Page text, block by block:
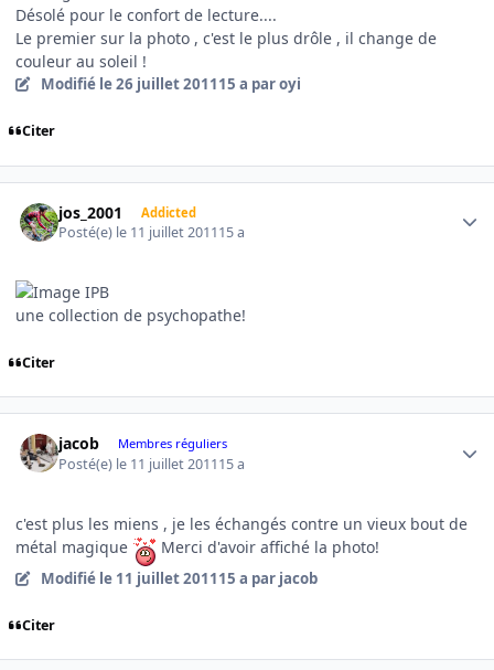
Désolé pour le confort de lecture....
Le premier sur la photo , c'est le plus drôle , il change de
couleur au soleil !
Modifié le 26 juillet 201115 a par oyi
Citer
jos_2001 Addicted
Posté(e) le 11 juillet 201115 a
une collection de psychopathe!
Citer
jacob Membres réguliers
Posté(e) le 11 juillet 201115 a
c'est plus les miens , je les échangés contre un vieux bout de
métal magique
Merci d'avoir affiché la photo!
Modifié le 11 juillet 201115 a par jacob
Citer